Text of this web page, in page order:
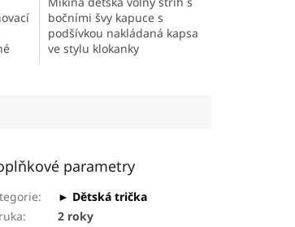
bočními švy kapuce s
podšívkou nakládaná kapsa
ve stylu klokanky
parametry
:
► Dětská trička
:
2 roky